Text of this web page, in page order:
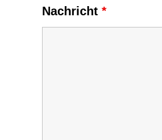
Nachricht*